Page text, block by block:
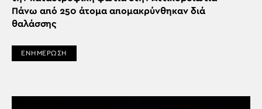
Πάνω από 250 άτομα απομακρύνθηκαν διά
θαλάσσης
ΕΝΗΜΕΡΩΣΗ